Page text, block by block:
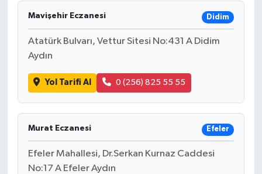
Mavişehir Eczanesi Didim
Atatürk Bulvarı, Vettur Sitesi No:431 A Didim
Aydın
Yol Tarifi Al 0 (256) 825 55 55
Murat Eczanesi Efeler
Efeler Mahallesi, Dr.Serkan Kurnaz Caddesi
No:17 A Efeler Aydın
Yaşam